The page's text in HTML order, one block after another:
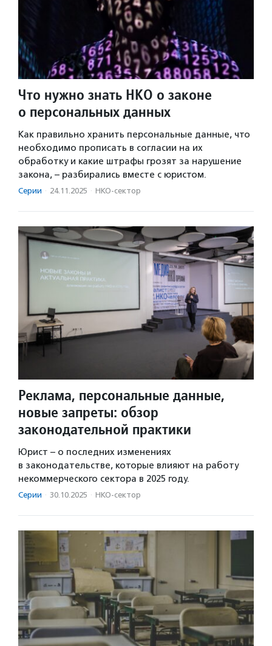
Что нужно знать НКО о законе
о персональных данных
Как правильно хранить персональные данные, что
необходимо прописать в согласии на их
обработку и какие штрафы грозят за нарушение
закона, – разбирались вместе с юристом.
Серии · 24.11.2025 · НКО-сектор
Реклама, персональные данные,
новые запреты: обзор
законодательной практики
Юрист – о последних изменениях
в законодательстве, которые влияют на работу
некоммерческого сектора в 2025 году.
Серии · 30.10.2025 · НКО-сектор